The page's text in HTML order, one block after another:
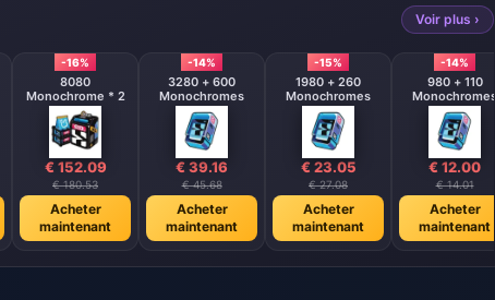
Voir plus ›
-16%
8080
Monochrome * 2
€ 152.09
€ 180.53
Acheter
maintenant
-14%
3280 + 600
Monochromes
€ 39.16
€ 45.68
Acheter
maintenant
-15%
1980 + 260
Monochromes
€ 23.05
€ 27.08
Acheter
maintenant
-14%
980 + 110
Monochromes
€ 12.00
€ 14.01
Acheter
maintenant